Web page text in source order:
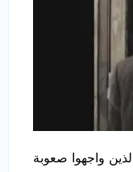
واجهوا صعوبة